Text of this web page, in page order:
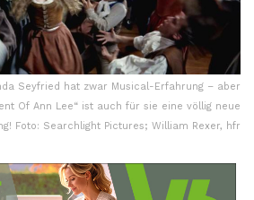
Seyfried hat zwar Musical-Erfahrung – aber
Of Ann Lee“ ist auch für sie eine völlig neue
Foto: Searchlight Pictures; William Rexer, hfr